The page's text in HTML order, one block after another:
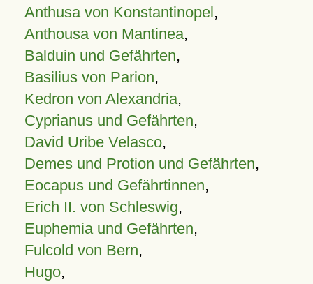
Anthusa von Konstantinopel,
Anthousa von Mantinea,
Balduin und Gefährten,
Basilius von Parion,
Kedron von Alexandria,
Cyprianus und Gefährten,
David Uribe Velasco,
Demes und Protion und Gefährten,
Eocapus und Gefährtinnen,
Erich II. von Schleswig,
Euphemia und Gefährten,
Fulcold von Bern,
Hugo,